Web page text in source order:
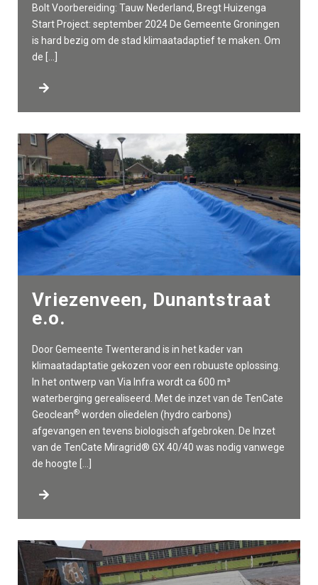
Bolt Voorbereiding: Tauw Nederland, Bregt Huizenga
Start Project: september 2024 De Gemeente Groningen
is hard bezig om de stad klimaatadaptief te maken. Om
de […]
Vriezenveen, Dunantstraat
e.o.
Door Gemeente Twenterand is in het kader van
klimaatadaptatie gekozen voor een robuuste oplossing.
In het ontwerp van Via Infra wordt ca 600 m³
waterberging gerealiseerd. Met de inzet van de TenCate
Geoclean® worden oliedelen (hydro carbons)
afgevangen en tevens biologisch afgebroken. De Inzet
van de TenCate Miragrid® GX 40/40 was nodig vanwege
de hoogte […]